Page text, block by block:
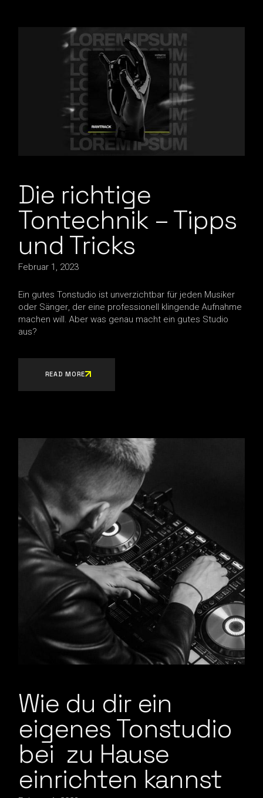
Die richtige
Tontechnik – Tipps
und Tricks
Februar 1, 2023
Ein gutes Tonstudio ist unverzichtbar für jeden Musiker
oder Sänger, der eine professionell klingende Aufnahme
machen will. Aber was genau macht ein gutes Studio
aus?
READ MORE
Wie du dir ein
eigenes Tonstudio
bei zu Hause
einrichten kannst